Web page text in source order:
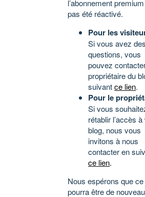
l’abonnement premium
pas été réactivé.
Pour les
Si vous avez des
questions, vous
pouvez
propriétaire du
suivantce lien.
Pour le
Si vous
rétablir l’accès
blog, nous vous
invitons à nous
contacter en
ce lien.
Nous espérons que
pourra être de nouveau